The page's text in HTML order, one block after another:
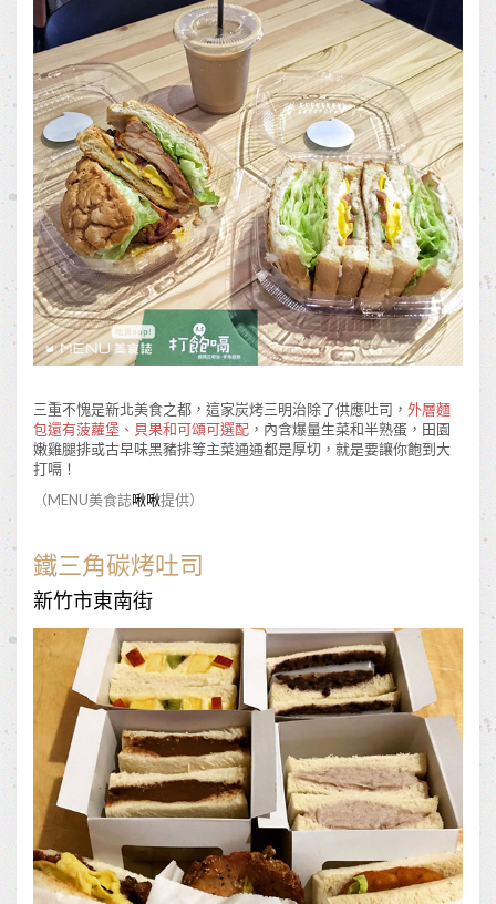
三重不愧是新北美食之都，這家炭烤三明治除了供應吐司， 外層麵
包還有菠蘿堡、貝果和可頌可選配 ，內含爆量生菜和半熟蛋，田園
嫩雞腿排或古早味黑豬排等主菜通通都是厚切，就是要讓你飽到大
打嗝！
（MENU美食誌啾啾提供）
鐵三角碳烤吐司
新竹市東南街